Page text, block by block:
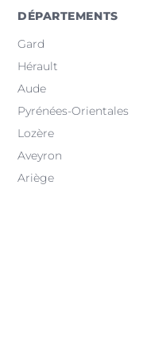
DÉPARTEMENTS
Gard
Hérault
Aude
Pyrénées-Orientales
Lozère
Aveyron
Ariège